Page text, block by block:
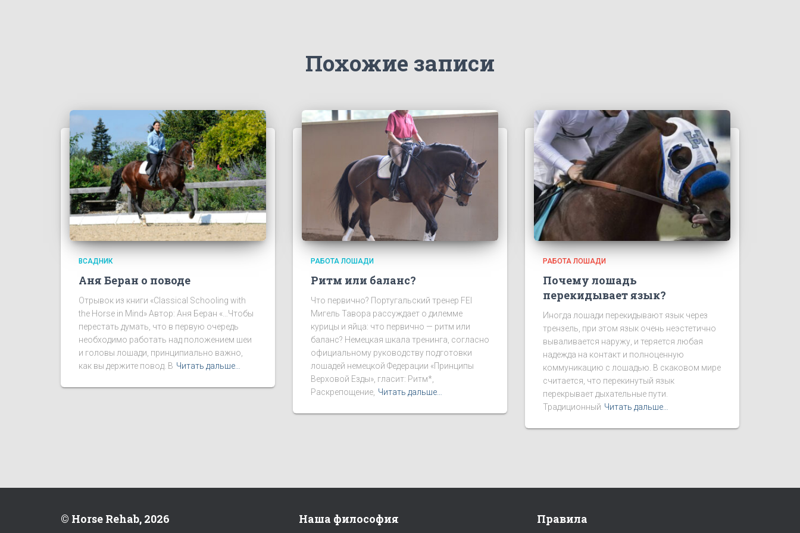
Похожие записи
ВСАДНИК
Аня Беран о поводе
Отрывок из книги «Classical Schooling with
the Horse in Mind» Автор: Аня Беран «…Чтобы
перестать думать, что в первую очередь
необходимо работать над положением шеи
и головы лошади, принципиально важно,
как вы держите повод. В Читать дальше…
РАБОТА ЛОШАДИ
Ритм или баланс?
Что первично? Португальский тренер FEI
Мигель Тавора рассуждает о дилемме
курицы и яйца: что первично — ритм или
баланс? Немецкая шкала тренинга, согласно
официальному руководству подготовки
лошадей немецкой Федерации «Принципы
Верховой Езды», гласит: Ритм*,
Раскрепощение, Читать дальше…
РАБОТА ЛОШАДИ
Почему лошадь
перекидывает язык?
Иногда лошади перекидывают язык через
трензель, при этом язык очень неэстетично
вываливается наружу, и теряется любая
надежда на контакт и полноценную
коммуникацию с лошадью. В скаковом мире
считается, что перекинутый язык
перекрывает дыхательные пути.
Традиционный Читать дальше…
© Horse Rehab, 2026 Наша философия Правила